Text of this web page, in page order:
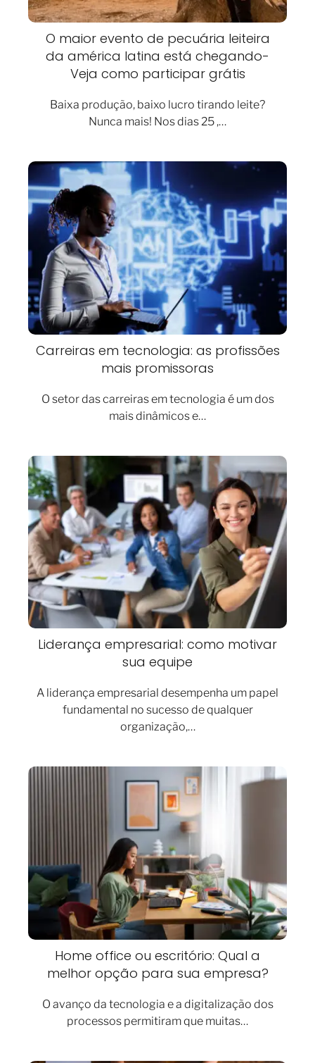
O maior evento de pecuária leiteira
da américa latina está chegando-
Veja como participar grátis
Baixa produção, baixo lucro tirando leite?
Nunca mais! Nos dias 25 ,…
Carreiras em tecnologia: as profissões
mais promissoras
O setor das carreiras em tecnologia é um dos
mais dinâmicos e…
Liderança empresarial: como motivar
sua equipe
A liderança empresarial desempenha um papel
fundamental no sucesso de qualquer
organização,…
Home office ou escritório: Qual a
melhor opção para sua empresa?
O avanço da tecnologia e a digitalização dos
processos permitiram que muitas…